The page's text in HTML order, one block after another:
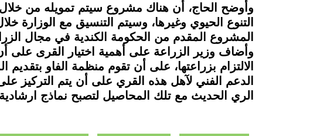
وأوضح الحاج، أن هناك مشروع سيتم تمويله من خلال
التنوع الحيوي وغيرها، وسيتم التنسيق مع الوزارة
المشروع المقدم من الحكومة الكندية في مجال
وأضاف وزير الزراعة على أهمية اختيار القرى على
الالتزام بزراعتها، على أن تقوم منظمة الفاو
الدعم الفني لآهل هذه القري على أن يتم التركيز
الري الحديث مع تلك المحاصيل لتصبح نماذج